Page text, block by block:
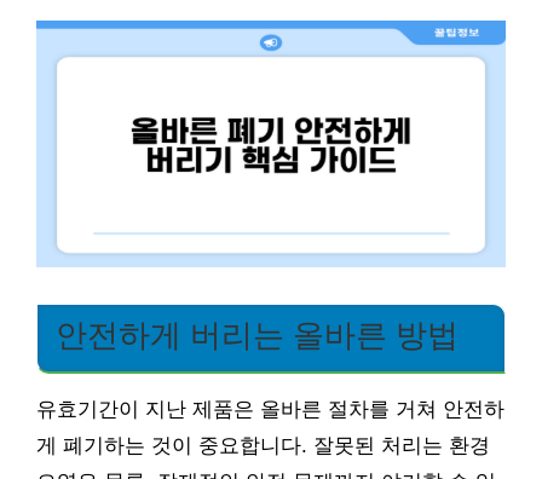
안전하게 버리는 올바른 방법
유효기간이 지난 제품은 올바른 절차를 거쳐 안전하
게 폐기하는 것이 중요합니다. 잘못된 처리는 환경